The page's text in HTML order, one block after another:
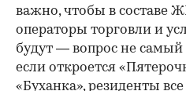
важно, чтобы в составе
операторы торговли и
будут — вопрос не самый
если откроется
«Буханка», резиденты